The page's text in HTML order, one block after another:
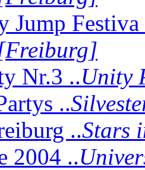
Jump Festiva
Nr.3 ..Unity
..
..Stars
2004 ..